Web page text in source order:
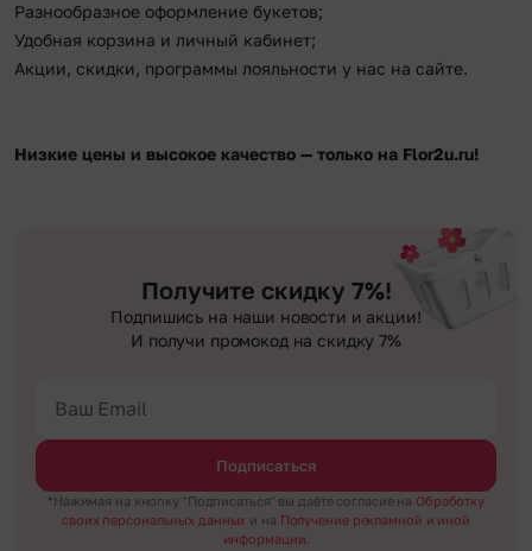
Разнообразное оформление букетов;
Удобная корзина и личный кабинет;
Акции, скидки, программы лояльности у нас на сайте.
Низкие цены и высокое качество — только на Flor2u.ru!
Получите скидку 7%!
Подпишись на наши новости и акции!
И получи промокод на скидку 7%
Подписаться
*Нажимая на кнопку "Подписаться" вы даёте согласие на Обработку
своих персональных данных и на Получение рекламной и иной
информации.